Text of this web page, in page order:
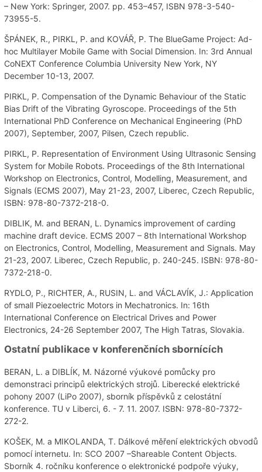
– New York: Springer, 2007. pp. 453–457, ISBN 978-3-540-
73955-5.
ŠPÁNEK, R., PIRKL, P. and KOVÁŘ, P. The BlueGame Project: Ad-
hoc Multilayer Mobile Game with Social Dimension. In: 3rd Annual
CoNEXT Conference Columbia University New York, NY
December 10-13, 2007.
PIRKL, P. Compensation of the Dynamic Behaviour of the Static
Bias Drift of the Vibrating Gyroscope. Proceedings of the 5th
International PhD Conference on Mechanical Engineering (PhD
2007), September, 2007, Pilsen, Czech republic.
PIRKL, P. Representation of Environment Using Ultrasonic Sensing
System for Mobile Robots. Proceedings of the 8th International
Workshop on Electronics, Control, Modelling, Measurement, and
Signals (ECMS 2007), May 21-23, 2007, Liberec, Czech Republic,
ISBN: 978-80-7372-218-0.
DIBLIK, M. and BERAN, L. Dynamics improvement of carding
machine draft device. ECMS 2007 – 8th International Workshop
on Electronics, Control, Modelling, Measurement and Signals. May
21-23, 2007. Liberec, Czech Republic, p. 240-245. ISBN: 978-80-
7372-218-0.
RYDLO, P., RICHTER, A., RUSIN, L. and VÁCLAVÍK, J.: Application
of small Piezoelectric Motors in Mechatronics. In: 16th
International Conference on Electrical Drives and Power
Electronics, 24-26 September 2007, The High Tatras, Slovakia.
Ostatní publikace v konferenčních sbornících
BERAN, L. a DIBLÍK, M. Názorné výukové pomůcky pro
demonstraci principů elektrických strojů. Liberecké elektrické
pohony 2007 (LiPo 2007), sborník příspěvků z celostátní
konference. TU v Liberci, 6. - 7. 11. 2007. ISBN: 978-80-7372-
272-2.
KOŠEK, M. a MIKOLANDA, T. Dálkové měření elektrických obvodů
pomocí internetu. In: SCO 2007 –Shareable Content Objects.
Sborník 4. ročníku konference o elektronické podpoře výuky,